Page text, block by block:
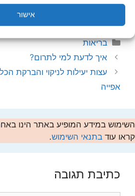
אישור
קטגוריות
בריאות
איך לדעת למי לתרום?
עצות יעילות לניקוי והברקת
אפייה
השימוש במידע המופיע באתר הינו
קראו עוד בתנאי השימוש.
כתיבת תגובה